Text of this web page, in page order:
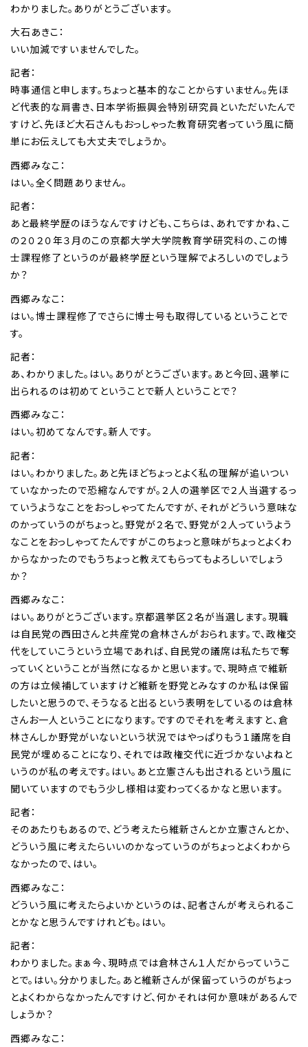
わかりました。ありがとうございます。
大石あきこ：
いい加減ですいませんでした。
記者：
時事通信と申します。ちょっと基本的なことからすいません。先ほ
ど代表的な肩書き、日本学術振興会特別研究員といただいたんで
すけど、先ほど大石さんもおっしゃった教育研究者っていう風に簡
単にお伝えしても大丈夫でしょうか。
西郷みなこ：
はい。全く問題ありません。
記者：
あと最終学歴のほうなんですけども、こちらは、あれですかね、こ
の２０２０年３月のこの京都大学大学院教育学研究科の、この博
士課程修了というのが最終学歴という理解でよろしいのでしょう
か？
西郷みなこ：
はい。博士課程修了でさらに博士号も取得しているということで
す。
記者：
あ、わかりました。はい。ありがとうございます。あと今回、選挙に
出られるのは初めてということで新人ということで？
西郷みなこ：
はい。初めてなんです。新人です。
記者：
はい。わかりました。あと先ほどちょっとよく私の理解が追いつい
ていなかったので恐縮なんですが。２人の選挙区で２人当選するっ
ていうようなことをおっしゃってたんですが、それがどういう意味な
のかっていうのがちょっと。野党が２名で、野党が２人っていうよう
なことをおっしゃってたんですがこのちょっと意味がちょっとよくわ
からなかったのでもうちょっと教えてもらってもよろしいでしょう
か？
西郷みなこ：
はい。ありがとうございます。京都選挙区２名が当選します。現職
は自民党の西田さんと共産党の倉林さんがおられます。で、政権交
代をしていこうという立場であれば、自民党の議席は私たちで奪
っていくということが当然になるかと思います。で、現時点で維新
の方は立候補していますけど維新を野党とみなすのか私は保留
したいと思うので、そうなると出るという表明をしているのは倉林
さんお一人ということになります。ですのでそれを考えますと、倉
林さんしか野党がいないという状況ではやっぱりもう１議席を自
民党が埋めることになり、それでは政権交代に近づかないよねと
いうのが私の考えです。はい。あと立憲さんも出されるという風に
聞いていますのでもう少し様相は変わってくるかなと思います。
記者：
そのあたりもあるので、どう考えたら維新さんとか立憲さんとか、
どういう風に考えたらいいのかなっていうのがちょっとよくわから
なかったので、はい。
西郷みなこ：
どういう風に考えたらよいかというのは、記者さんが考えられるこ
とかなと思うんですけれども。はい。
記者：
わかりました。まぁ今、現時点では倉林さん１人だからっていうこ
とで。はい。分かりました。あと維新さんが保留っていうのがちょっ
とよくわからなかったんですけど、何かそれは何か意味があるんで
しょうか？
西郷みなこ：